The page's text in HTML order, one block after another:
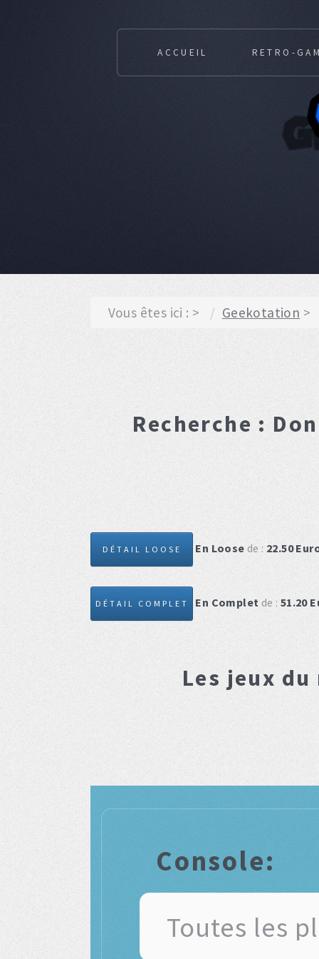
ACCUEIL RETRO-
Vous êtes ici : Geekotation
Recherche :
DÉTAIL LOOSE En Loose de : 22.50
DÉTAIL COMPLET En Complet de : 51.20
Les jeux
Console: